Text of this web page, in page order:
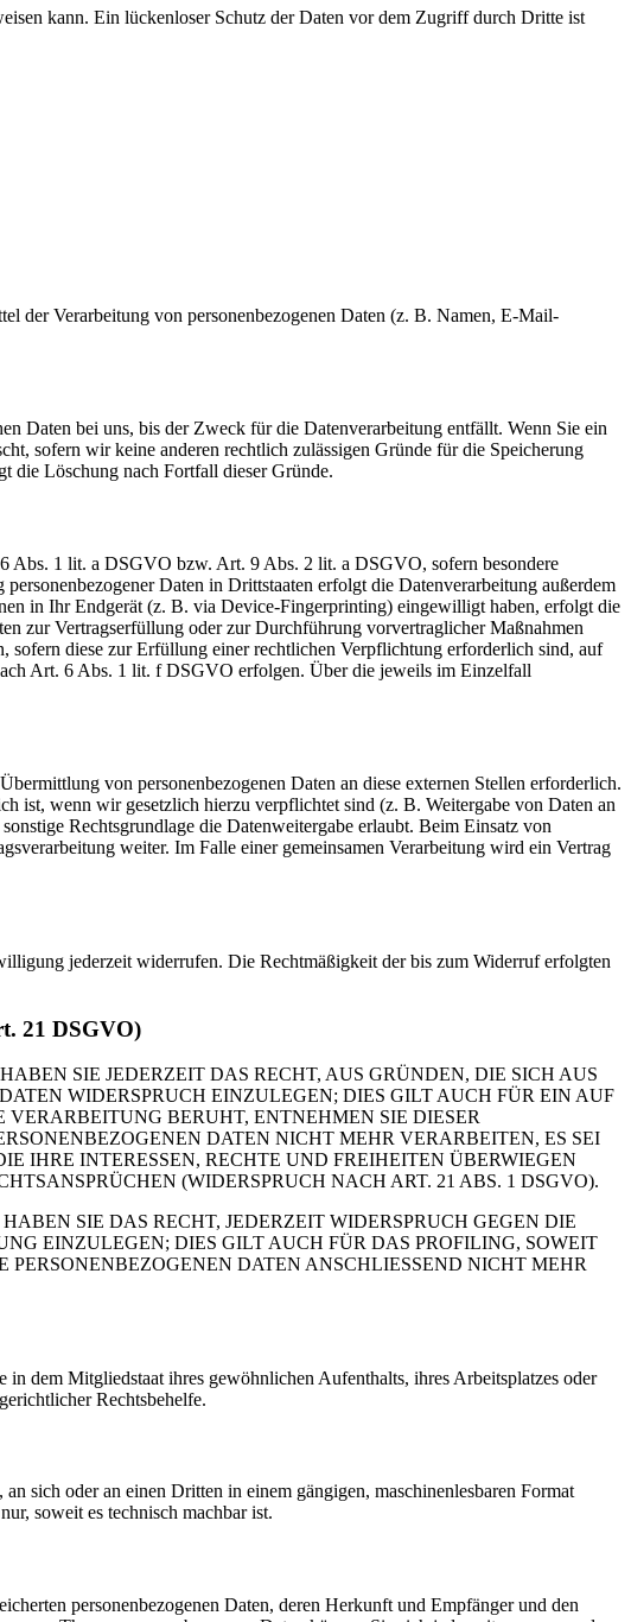
kann. Ein lückenloser Schutz der Daten vor dem Zugriff durch Dritte ist
der Verarbeitung von personenbezogenen Daten (z. B. Namen, E-Mail-
Daten bei uns, bis der Zweck für die Datenverarbeitung entfällt. Wenn Sie ein
sofern wir keine anderen rechtlich zulässigen Gründe für die Speicherung
die Löschung nach Fortfall dieser Gründe.
Abs. 1 lit. a DSGVO bzw. Art. 9 Abs. 2 lit. a DSGVO, sofern besondere
Daten in Drittstaaten erfolgt die Datenverarbeitung außerdem
in Ihr Endgerät (z. B. via Device-Fingerprinting) eingewilligt haben, erfolgt die
zur Vertragserfüllung oder zur Durchführung vorvertraglicher Maßnahmen
diese zur Erfüllung einer rechtlichen Verpflichtung erforderlich sind, auf
Art. 6 Abs. 1 lit. f DSGVO erfolgen. Über die jeweils im Einzelfall
von personenbezogenen Daten an diese externen Stellen erforderlich.
ist, wenn wir gesetzlich hierzu verpflichtet sind (z. B. Weitergabe von Daten an
Rechtsgrundlage die Datenweitergabe erlaubt. Beim Einsatz von
weiter. Im Falle einer gemeinsamen Verarbeitung wird ein Vertrag
jederzeit widerrufen. Die Rechtmäßigkeit der bis zum Widerruf erfolgten
21 DSGVO)
SIE JEDERZEIT DAS RECHT, AUS GRÜNDEN, DIE SICH AUS
WIDERSPRUCH EINZULEGEN; DIES GILT AUCH FÜR EIN AUF
BERUHT, ENTNEHMEN SIE DIESER
DATEN NICHT MEHR VERARBEITEN, ES SEI
IHRE INTERESSEN, RECHTE UND FREIHEITEN ÜBERWIEGEN
(WIDERSPRUCH NACH ART. 21 ABS. 1 DSGVO).
SIE DAS RECHT, JEDERZEIT WIDERSPRUCH GEGEN DIE
EINZULEGEN; DIES GILT AUCH FÜR DAS PROFILING, SOWEIT
DATEN ANSCHLIESSEND NICHT MEHR
dem Mitgliedstaat ihres gewöhnlichen Aufenthalts, ihres Arbeitsplatzes oder
Rechtsbehelfe.
sich oder an einen Dritten in einem gängigen, maschinenlesbaren Format
soweit es technisch machbar ist.
personenbezogenen Daten, deren Herkunft und Empfänger und den